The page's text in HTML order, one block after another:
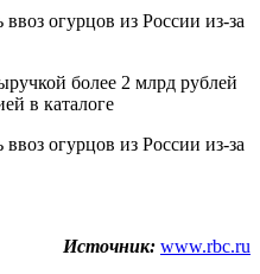
более 2 млрд рублей
в каталоге
Источник: www.rbc.ru